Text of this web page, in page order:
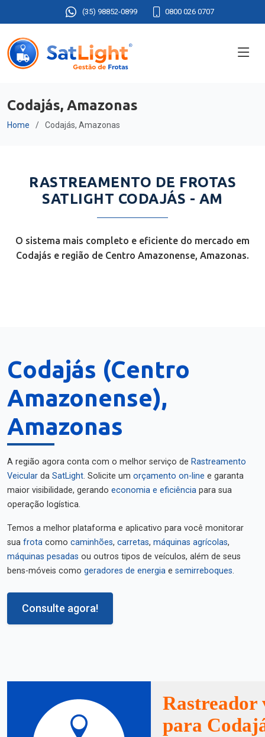
(35) 98852-0899 0800 026 0707
Codajás, Amazonas
Home Codajás, Amazonas
RASTREAMENTO DE FROTAS
SATLIGHT CODAJÁS - AM
O sistema mais completo e eficiente do mercado em
Codajás e região de Centro Amazonense, Amazonas.
Codajás (Centro
Amazonense),
Amazonas
A região agora conta com o melhor serviço de Rastreamento
Veicular da SatLight. Solicite um orçamento on-line e garanta
maior visibilidade, gerando economia e eficiência para sua
operação logística.
Temos a melhor plataforma e aplicativo para você monitorar
sua frota como caminhões, carretas, máquinas agrícolas,
máquinas pesadas ou outros tipos de veículos, além de seus
bens-móveis como geradores de energia e semirreboques.
Consulte agora!
Rastreador
para